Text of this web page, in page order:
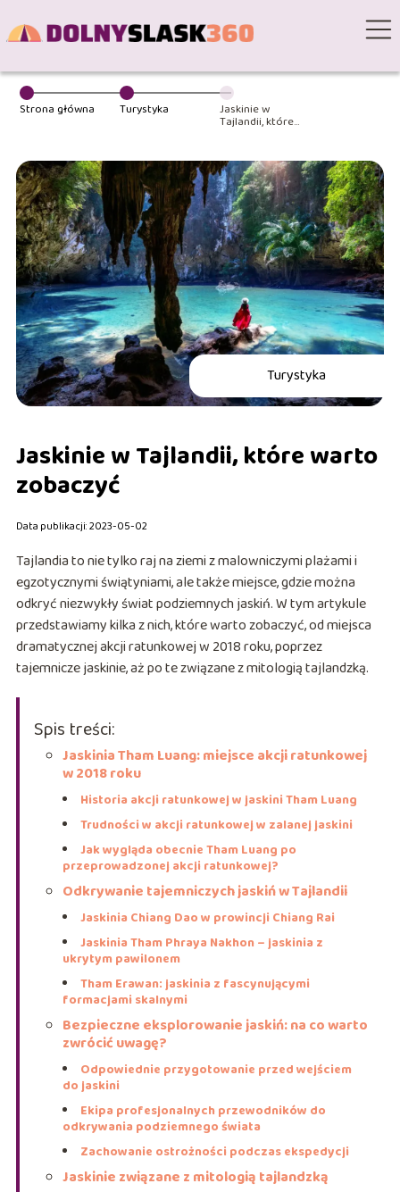
Strona główna Turystyka Jaskinie w
Tajlandii, które
Turystyka
Jaskinie w Tajlandii, które warto
zobaczyć
Data publikacji: 2023-05-02
Tajlandia to nie tylko raj na ziemi z malowniczymi plażami i
egzotycznymi świątyniami, ale także miejsce, gdzie można
odkryć niezwykły świat podziemnych jaskiń. W tym artykule
przedstawiamy kilka z nich, które warto zobaczyć, od miejsca
dramatycznej akcji ratunkowej w 2018 roku, poprzez
tajemnicze jaskinie, aż po te związane z mitologią tajlandzką.
Spis treści:
Jaskinia Tham Luang: miejsce akcji ratunkowej
w 2018 roku
Historia akcji ratunkowej w jaskini Tham Luang
Trudności w akcji ratunkowej w zalanej jaskini
Jak wygląda obecnie Tham Luang po
przeprowadzonej akcji ratunkowej?
Odkrywanie tajemniczych jaskiń w Tajlandii
Jaskinia Chiang Dao w prowincji Chiang Rai
Jaskinia Tham Phraya Nakhon – jaskinia z
ukrytym pawilonem
Tham Erawan: jaskinia z fascynującymi
formacjami skalnymi
Bezpieczne eksplorowanie jaskiń: na co warto
zwrócić uwagę?
Odpowiednie przygotowanie przed wejściem
do jaskini
Ekipa profesjonalnych przewodników do
odkrywania podziemnego świata
Zachowanie ostrożności podczas ekspedycji
Jaskinie związane z mitologią tajlandzką